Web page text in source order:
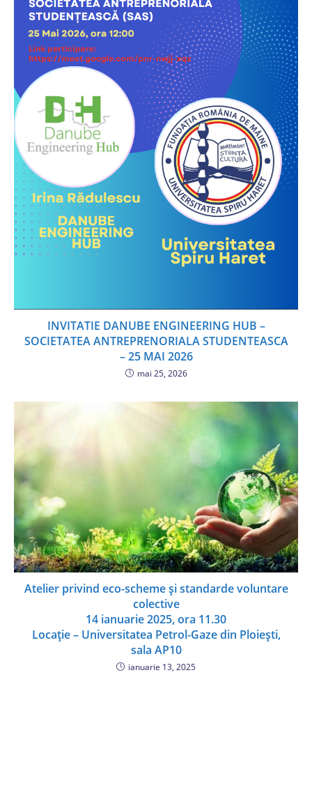
INVITATIE DANUBE ENGINEERING HUB –
SOCIETATEA ANTREPRENORIALA STUDENTEASCA
– 25 MAI 2026
mai 25, 2026
Atelier privind eco-scheme și standarde voluntare
colective
14 ianuarie 2025, ora 11.30
Locație – Universitatea Petrol-Gaze din Ploiești,
sala AP10
ianuarie 13, 2025